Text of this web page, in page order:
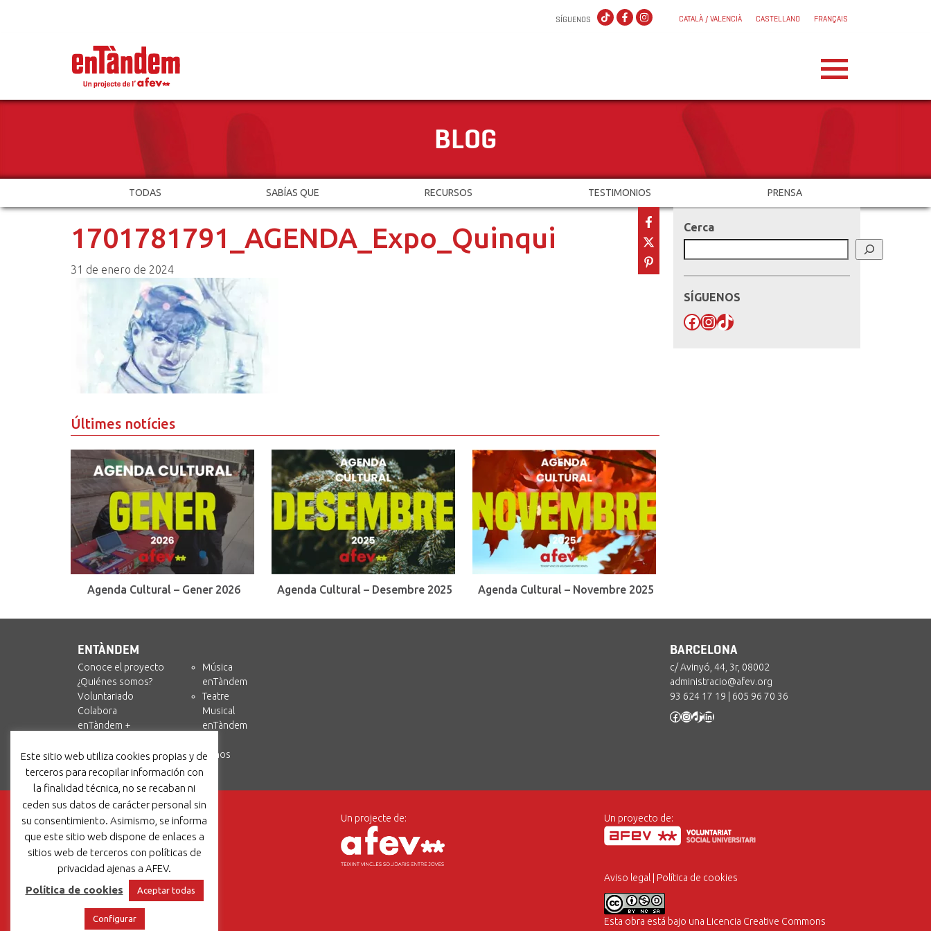
CATALÀ / VALENCIÀ CASTELLANO FRANÇAIS
SÍGUENOS
BLOG
TODAS SABÍAS QUE RECURSOS TESTIMONIOS PRENSA
1701781791_AGENDA_Expo_Quinqui
31 de enero de 2024
Últimes notícies
Agenda Cultural – Gener 2026 Agenda Cultural – Desembre 2025 Agenda Cultural – Novembre 2025
Cerca
SÍGUENOS
Facebook
Instagram
TikTok
ENTÀNDEM
Conoce el proyecto
¿Quiénes somos?
Voluntariado
Colabora
enTàndem +
Música
enTàndem
Teatre
Musical
enTàndem
Contáctanos
BARCELONA
c/ Avinyó, 44, 3r, 08002
administracio@afev.org
93 624 17 19
605 96 70 36
Facebook
Instagram
TikTok
LinkedIn
Un projecte de: Un proyecto de:
Aviso legal Política de cookies
Esta obra está bajo una Licencia Creative Commons
Este sitio web utiliza cookies propias y de
terceros para recopilar información con
la finalidad técnica, no se recaban ni
ceden sus datos de carácter personal sin
su consentimiento. Asimismo, se informa
que este sitio web dispone de enlaces a
sitios web de terceros con políticas de
privacidad ajenas a AFEV.
Política de cookies
Aceptar todas
Configurar